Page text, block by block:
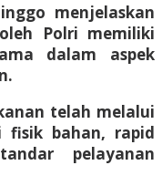
menjelaskan
Polri memiliki
dalam aspek
telah melalui
bahan, rapid
pelayanan